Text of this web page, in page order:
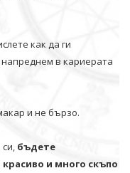
как да ги
в кариерата
и не бързо.
бъдете
и много скъпо